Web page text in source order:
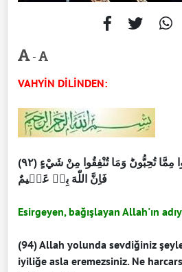
-
VAHYİN DİLİNDEN:
(٩٢) لَنْ تَنَالُوا الْبِرَّ حَتّٰى تُنْفِقُوا مِمَّا تُحِبُّونَؕ وَمَا تُنْفِقُوا مِنْ شَيْءٍ
فَاِنَّ اللّٰهَ بِهٖ عَلٖيمٌ
Esirgeyen, bağışlayan Allah'ın
(94) Allah yolunda sevdiğiniz
iyiliğe asla eremezsiniz. Ne